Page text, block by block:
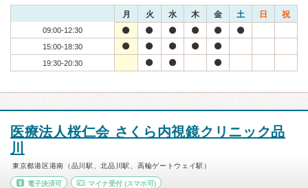
月 火 水 木 金 土 日 祝
09:00-12:30
15:00-18:30
19:30-20:30
医療法人桜仁会 さくら内視鏡クリニック品
川
東京都港区港南（品川駅、北品川駅、高輪ゲートウェイ駅）
電子決済可 マイナ受付(スマホ可)